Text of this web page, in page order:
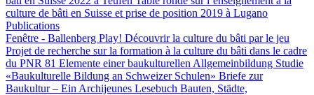
culture de bâti en Suisse et prise de position 2019 à Lugano
Publications
Fenêtre - Ballenberg Play! Découvrir la culture du bâti par le jeu
Projet de recherche sur la formation à la culture du bâti dans le cadre
du PNR 81 Elemente einer baukulturellen Allgemeinbildung Studie
«Baukulturelle Bildung an Schweizer Schulen» Briefe zur
Baukultur – Ein Archijeunes Lesebuch Bauten, Städte,